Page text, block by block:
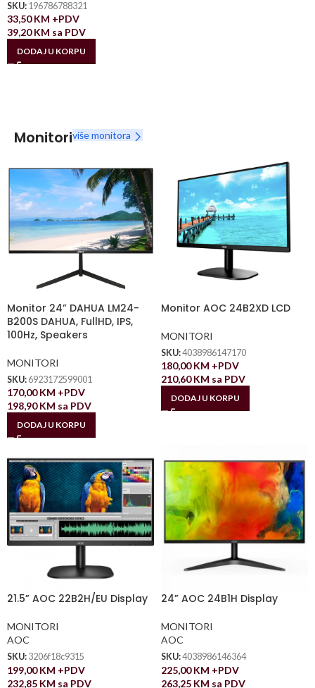
SKU: 196786788321
33,50KM +PDV
39,20KM sa PDV
DODAJ U KORPU
Monitoriviše monitora
Monitor 24” DAHUA LM24-
B200S DAHUA, FullHD, IPS,
100Hz, Speakers
MONITORI
SKU: 6923172599001
170,00KM +PDV
198,90KM sa PDV
DODAJ U KORPU
Monitor AOC 24B2XD LCD
MONITORI
SKU:4038986147170
180,00KM +PDV
210,60KM sa PDV
DODAJ U KORPU
21.5” AOC 22B2H/EU Display
MONITORI
AOC
SKU: 3206f18c9315
199,00KM +PDV
232,85 KM sa PDV
24” AOC 24B1H Display
MONITORI
AOC
SKU:4038986146364
225,00KM +PDV
263,25 KM sa PDV